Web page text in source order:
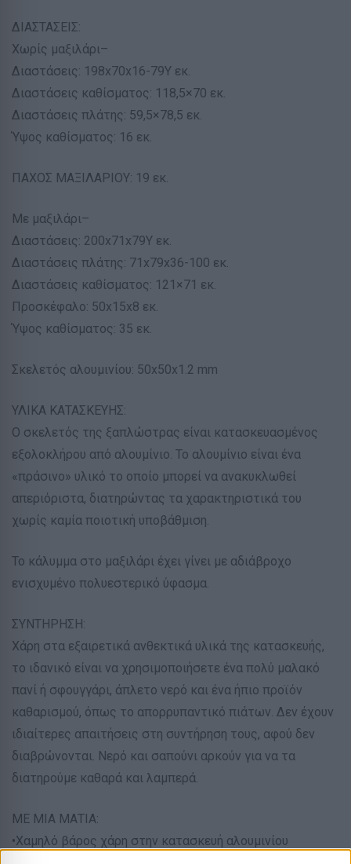
ΔΙΑΣΤΑΣΕΙΣ:
Χωρίς μαξιλάρι–
Διαστάσεις: 198x70x16-79Υ εκ.
Διαστάσεις καθίσματος: 118,5×70 εκ.
Διαστάσεις πλάτης: 59,5×78,5 εκ.
Ύψος καθίσματος: 16 εκ.
ΠΑΧΟΣ ΜΑΞΙΛΑΡΙΟΥ: 19 εκ.
Με μαξιλάρι–
Διαστάσεις: 200x71x79Υ εκ.
Διαστάσεις πλάτης: 71x79x36-100 εκ.
Διαστάσεις καθίσματος: 121×71 εκ.
Προσκέφαλο: 50x15x8 εκ.
Ύψος καθίσματος: 35 εκ.
Σκελετός αλουμινίου: 50x50x1.2 mm
ΥΛΙΚΑ ΚΑΤΑΣΚΕΥΗΣ:
Ο σκελετός της ξαπλώστρας είναι κατασκευασμένος
εξολοκλήρου από αλουμίνιο. Το αλουμίνιο είναι ένα
«πράσινο» υλικό το οποίο μπορεί να ανακυκλωθεί
απεριόριστα, διατηρώντας τα χαρακτηριστικά του
χωρίς καμία ποιοτική υποβάθμιση.
Το κάλυμμα στο μαξιλάρι έχει γίνει με αδιάβροχο
ενισχυμένο πολυεστερικό ύφασμα.
ΣΥΝΤΗΡΗΣΗ:
Χάρη στα εξαιρετικά ανθεκτικά υλικά της κατασκευής,
το ιδανικό είναι να χρησιμοποιήσετε ένα πολύ μαλακό
πανί ή σφουγγάρι, άπλετο νερό και ένα ήπιο προϊόν
καθαρισμού, όπως το απορρυπαντικό πιάτων. Δεν έχουν
ιδιαίτερες απαιτήσεις στη συντήρηση τους, αφού δεν
διαβρώνονται. Νερό και σαπούνι αρκούν για να τα
διατηρούμε καθαρά και λαμπερά.
ΜΕ ΜΙΑ ΜΑΤΙΑ:
•Χαμηλό βάρος χάρη στην κατασκευή αλουμινίου